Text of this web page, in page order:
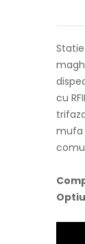
cu
mufa